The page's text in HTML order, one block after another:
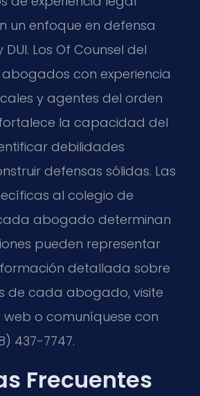
un enfoque en defensa
Los Of Counsel del
con experiencia
y agentes del orden
la capacidad del
debilidades
defensas sólidas. Las
al colegio de
abogado determinan
pueden representar
detallada sobre
de cada abogado, visite
o comuníquese con
437-7747.
Frecuentes